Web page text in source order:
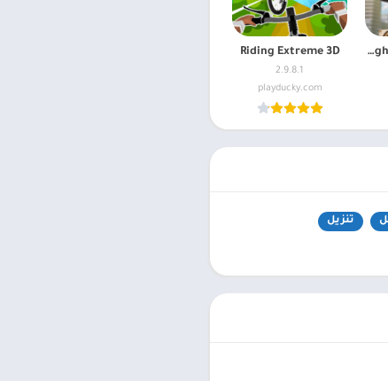
Spider Fighter 3: Hero Game
Riding Extreme 3D
2.9.8.1
playducky.com
تنزيل